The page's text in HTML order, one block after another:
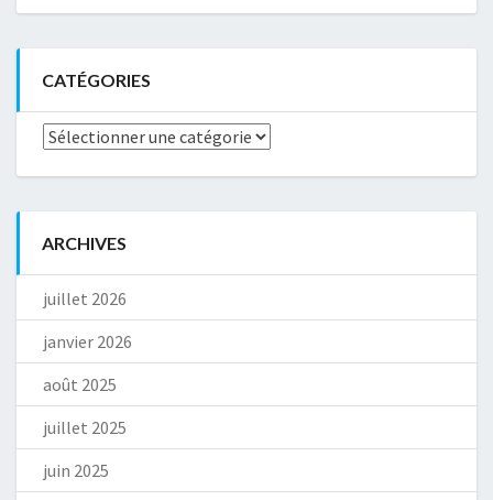
CATÉGORIES
Catégories
ARCHIVES
juillet 2026
janvier 2026
août 2025
juillet 2025
juin 2025